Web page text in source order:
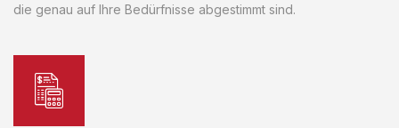
die genau auf Ihre Bedürfnisse abgestimmt sind.